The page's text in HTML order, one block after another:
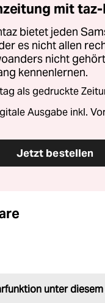
mit
bietet jeden
es nicht allen
nicht
kennenlernen.
als gedruckte
Ausgabe inkl.
Jetzt bestellen
unter